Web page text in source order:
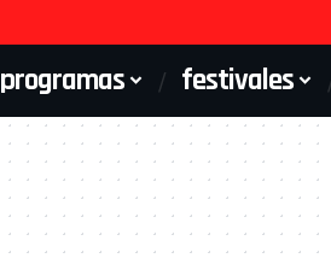
programas festivales